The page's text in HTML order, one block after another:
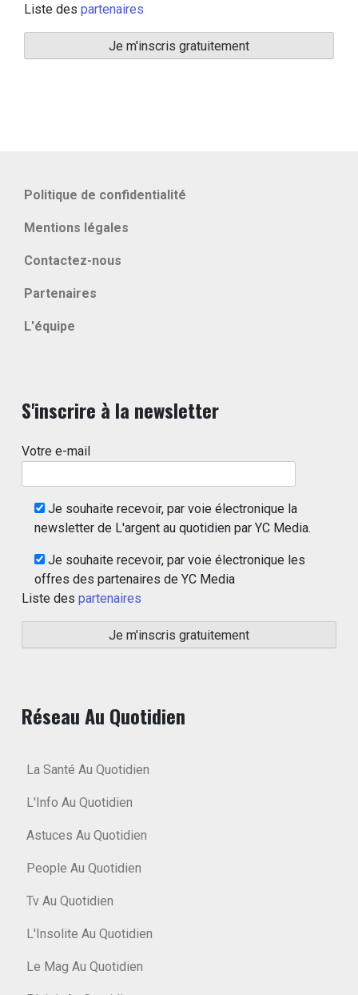
Liste des partenaires
Politique de confidentialité
Mentions légales
Contactez-nous
Partenaires
L'équipe
S'inscrire à la newsletter
Votre e-mail
Je souhaite recevoir, par voie électronique la
newsletter de L'argent au quotidien par YC Media.
Je souhaite recevoir, par voie électronique les
offres des partenaires de YC Media
Liste des partenaires
Réseau Au Quotidien
La Santé Au Quotidien
L'Info Au Quotidien
Astuces Au Quotidien
People Au Quotidien
Tv Au Quotidien
L'Insolite Au Quotidien
Le Mag Au Quotidien